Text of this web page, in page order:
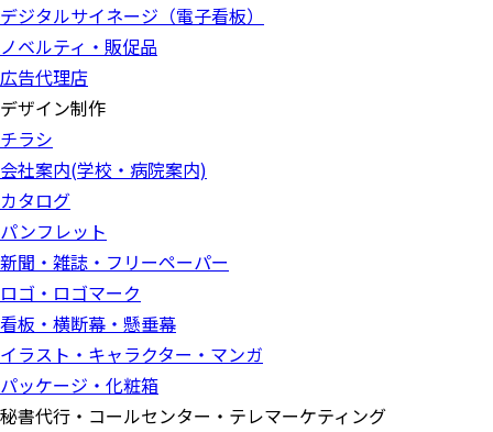
デジタルサイネージ（電子看板）
ノベルティ・販促品
広告代理店
デザイン制作
チラシ
会社案内(学校・病院案内)
カタログ
パンフレット
新聞・雑誌・フリーペーパー
ロゴ・ロゴマーク
看板・横断幕・懸垂幕
イラスト・キャラクター・マンガ
パッケージ・化粧箱
秘書代行・コールセンター・テレマーケティング